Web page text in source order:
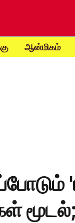
ஆன்மிகம்